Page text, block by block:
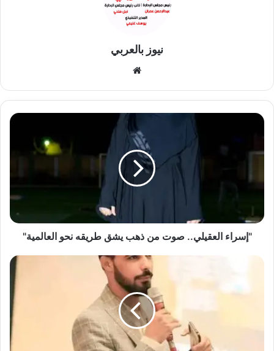
نيوز بالعربي
"إسراء
من
يشق
العالمية"
"إسراء العقيلي.. صوت من ذهب يشق طريقه نحو العالمية"
"أحمد